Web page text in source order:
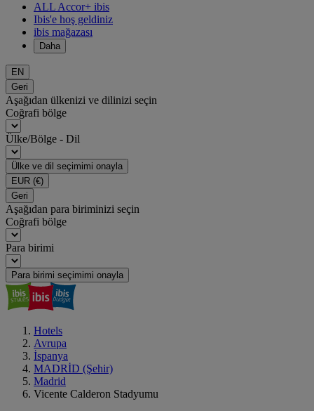
ALL Accor+ ibis
Ibis'e hoş geldiniz
ibis mağazası
Daha
EN
Geri
Aşağıdan ülkenizi ve dilinizi seçin
Coğrafi bölge
Ülke/Bölge - Dil
Ülke ve dil seçimimi onayla
EUR (€)
Geri
Aşağıdan para biriminizi seçin
Coğrafi bölge
Para birimi
Para birimi seçimimi onayla
Hotels
Avrupa
İspanya
MADRİD (Şehir)
Madrid
Vicente Calderon Stadyumu